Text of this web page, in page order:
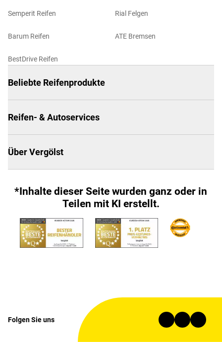
Semperit Reifen
Barum Reifen
BestDrive Reifen
Rial Felgen
ATE Bremsen
Beliebte Reifenprodukte
Reifen- & Autoservices
Über Vergölst
*Inhalte dieser Seite wurden ganz oder in
Teilen mit KI erstellt.
Folgen Sie uns